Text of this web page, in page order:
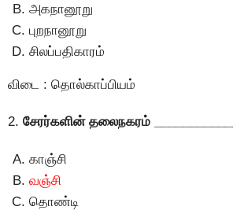
அகநானூறு
புறநானூறு
சிலப்பதிகாரம்
விடை : தொல்காப்பியம்
2. சேரர்களின் தலைநகரம் ____________
காஞ்சி
வஞ்சி
தொண்டி